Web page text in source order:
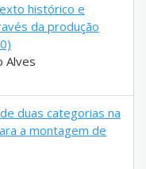
histórico e
da produção
Alves
duas categorias na
a montagem de